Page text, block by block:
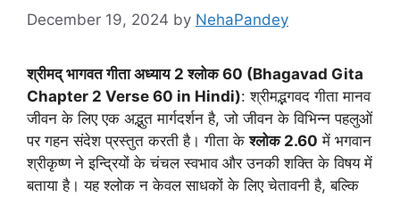
December 19, 2024 by NehaPandey
श्रीमद् भागवत गीता अध्याय 2 श्लोक 60 (Bhagavad Gita
Chapter 2 Verse 60 in Hindi): श्रीमद्भगवद गीता मानव
जीवन के लिए एक अद्भुत मार्गदर्शन है, जो जीवन के विभिन्न पहलुओं
पर गहन संदेश प्रस्तुत करती है। गीता केश्लोक 2.60 में भगवान
श्रीकृष्ण ने इन्द्रियों के चंचल स्वभाव और उनकी शक्ति के विषय में
बताया है। यह श्लोक न केवल साधकों के लिए चेतावनी है, बल्कि